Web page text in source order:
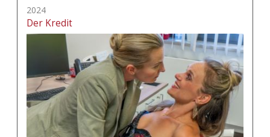
2024
Der Kredit